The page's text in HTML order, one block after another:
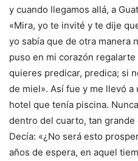
y cuando llegamos allá, a
«Mira, yo te invité y te dije
yo sabía que de otra manera
puso en mi corazón
quieres predicar, predica; si
de miel». Así fue y me llevó
hotel que tenía piscina.
dentro del cuarto, tan grande
Decía: «¿No será esto
años de espera, en aquel